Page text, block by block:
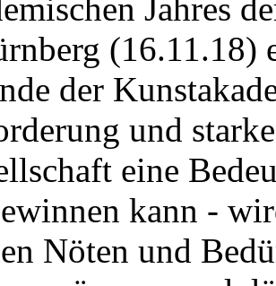
Jahres
(16.11.18)
der
und
eine
kann -
Nöten und